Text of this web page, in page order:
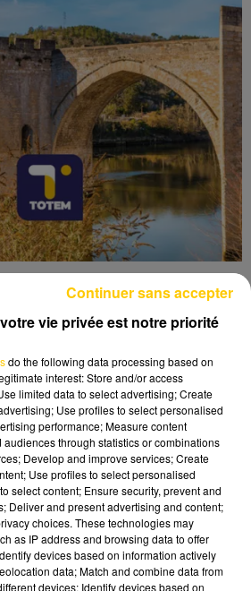
51 sec)
51 sec
À CAHORS DU 08/07/26
vie privée est notre priorité
do the following data processing based on
interest: Store and/or access
limited data to select advertising; Create
Use profiles to select personalised
performance; Measure content
through statistics or combinations
Develop and improve services; Create
Use profiles to select personalised
select content; Ensure security, prevent and
Deliver and present advertising and content;
choices. These technologies may
as IP address and browsing data to offer
devices based on information actively
data; Match and combine data from
devices; Identify devices based on
Continuer sans accepter